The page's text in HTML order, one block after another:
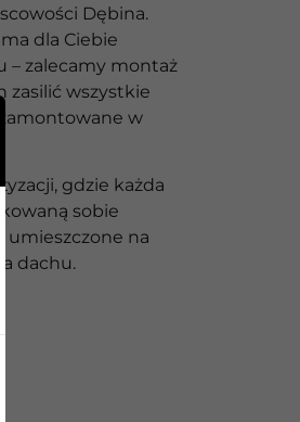
Dębina.
dla Ciebie
– zalecamy montaż
zasilić wszystkie
w
gdzie każda
sobie
umieszczone na
dachu.